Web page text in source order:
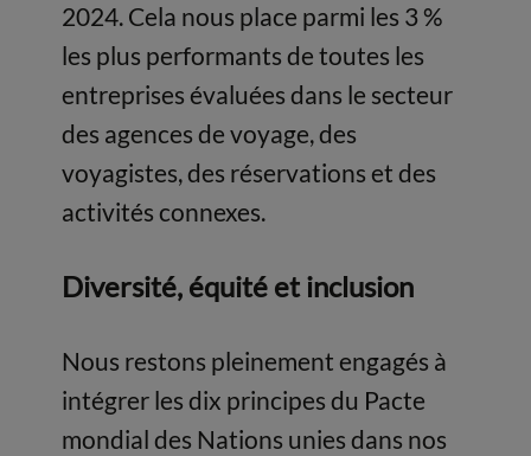
2024. Cela nous place parmi les 3 %
les plus performants de toutes les
entreprises évaluées dans le secteur
des agences de voyage, des
voyagistes, des réservations et des
activités connexes.
Diversité, équité et inclusion
Nous restons pleinement engagés à
intégrer les dix principes du Pacte
mondial des Nations unies dans nos